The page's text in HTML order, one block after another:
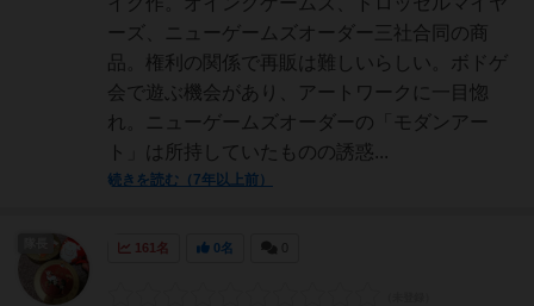
ーズ、ニューゲームズオーダー三社合同の商
品。権利の関係で再販は難しいらしい。ボドゲ
会で遊ぶ機会があり、アートワークに一目惚
れ。ニューゲームズオーダーの「モダンアー
ト」は所持していたものの誘惑...
続きを読む（7年以上前）
161名 0名